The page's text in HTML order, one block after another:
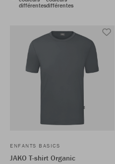
différentesdifférentes
ENFANTS BASICS
JAKO T-shirt Organic